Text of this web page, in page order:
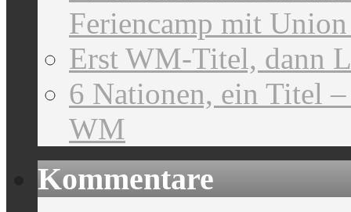
Feriencamp mit
Erst WM-Titel, dann
6 Nationen, ein Titel
WM
Kommentare